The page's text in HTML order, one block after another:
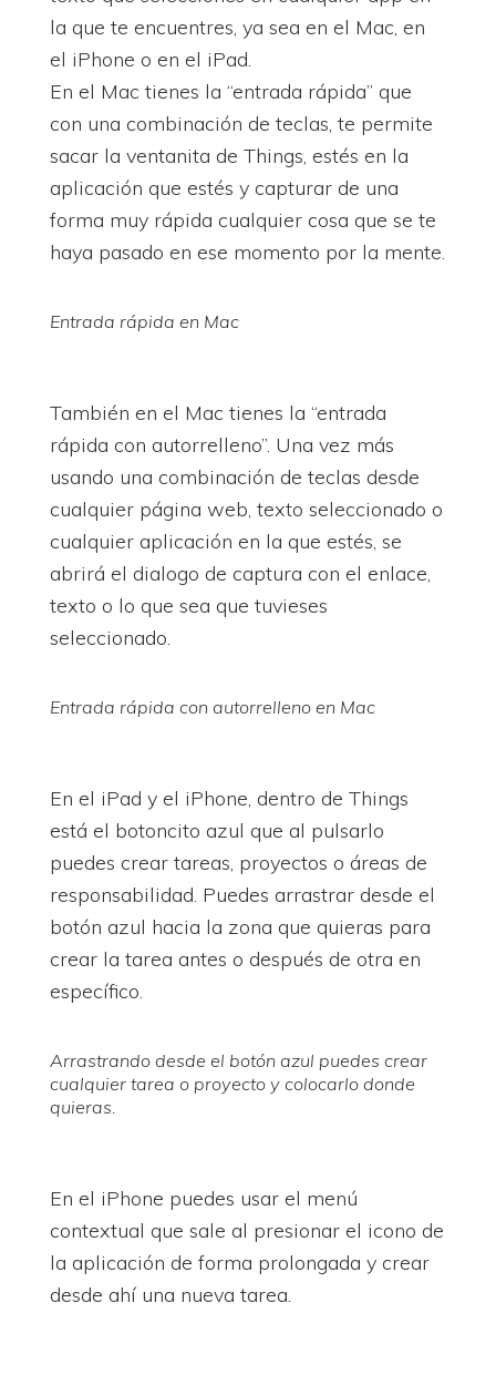
la que te encuentres, ya sea en el Mac, en
el iPhone o en el iPad.
En el Mac tienes la “entrada rápida” que
con una combinación de teclas, te permite
sacar la ventanita de Things, estés en la
aplicación que estés y capturar de una
forma muy rápida cualquier cosa que se te
haya pasado en ese momento por la mente.
Entrada rápida en Mac
También en el Mac tienes la “entrada
rápida con autorrelleno”. Una vez más
usando una combinación de teclas desde
cualquier página web, texto seleccionado o
cualquier aplicación en la que estés, se
abrirá el dialogo de captura con el enlace,
texto o lo que sea que tuvieses
seleccionado.
Entrada rápida con autorrelleno en Mac
En el iPad y el iPhone, dentro de Things
está el botoncito azul que al pulsarlo
puedes crear tareas, proyectos o áreas de
responsabilidad. Puedes arrastrar desde el
botón azul hacia la zona que quieras para
crear la tarea antes o después de otra en
específico.
Arrastrando desde el botón azul puedes crear
cualquier tarea o proyecto y colocarlo donde
quieras.
En el iPhone puedes usar el menú
contextual que sale al presionar el icono de
la aplicación de forma prolongada y crear
desde ahí una nueva tarea.